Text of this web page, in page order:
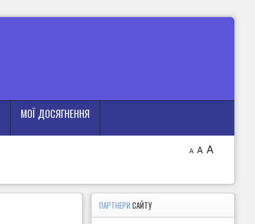
МОЇ ДОСЯГНЕННЯ
A A A
ПАРТНЕРИСАЙТУ